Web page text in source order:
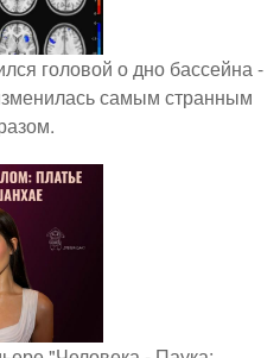
головой о дно бассейна -
самым странным